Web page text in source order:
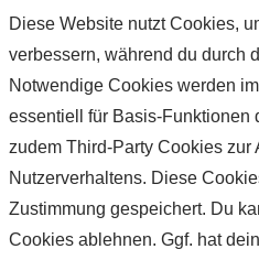
Diese Website nutzt Cookies,
verbessern, während du durch
Notwendige Cookies werden
essentiell für Basis-Funktionen
zudem Third-Party Cookies zur
Nutzerverhaltens. Diese
Zustimmung gespeichert. Du
Cookies ablehnen. Ggf. hat